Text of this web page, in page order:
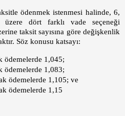
ödenmek istenmesi halinde, 6,
dört farklı vade seçeneği
taksit sayısına göre değişkenlik
Söz konusu katsayı:
ödemelerde 1,045;
ödemelerde 1,083;
ödemelerde 1,105; ve
ödemelerde 1,15